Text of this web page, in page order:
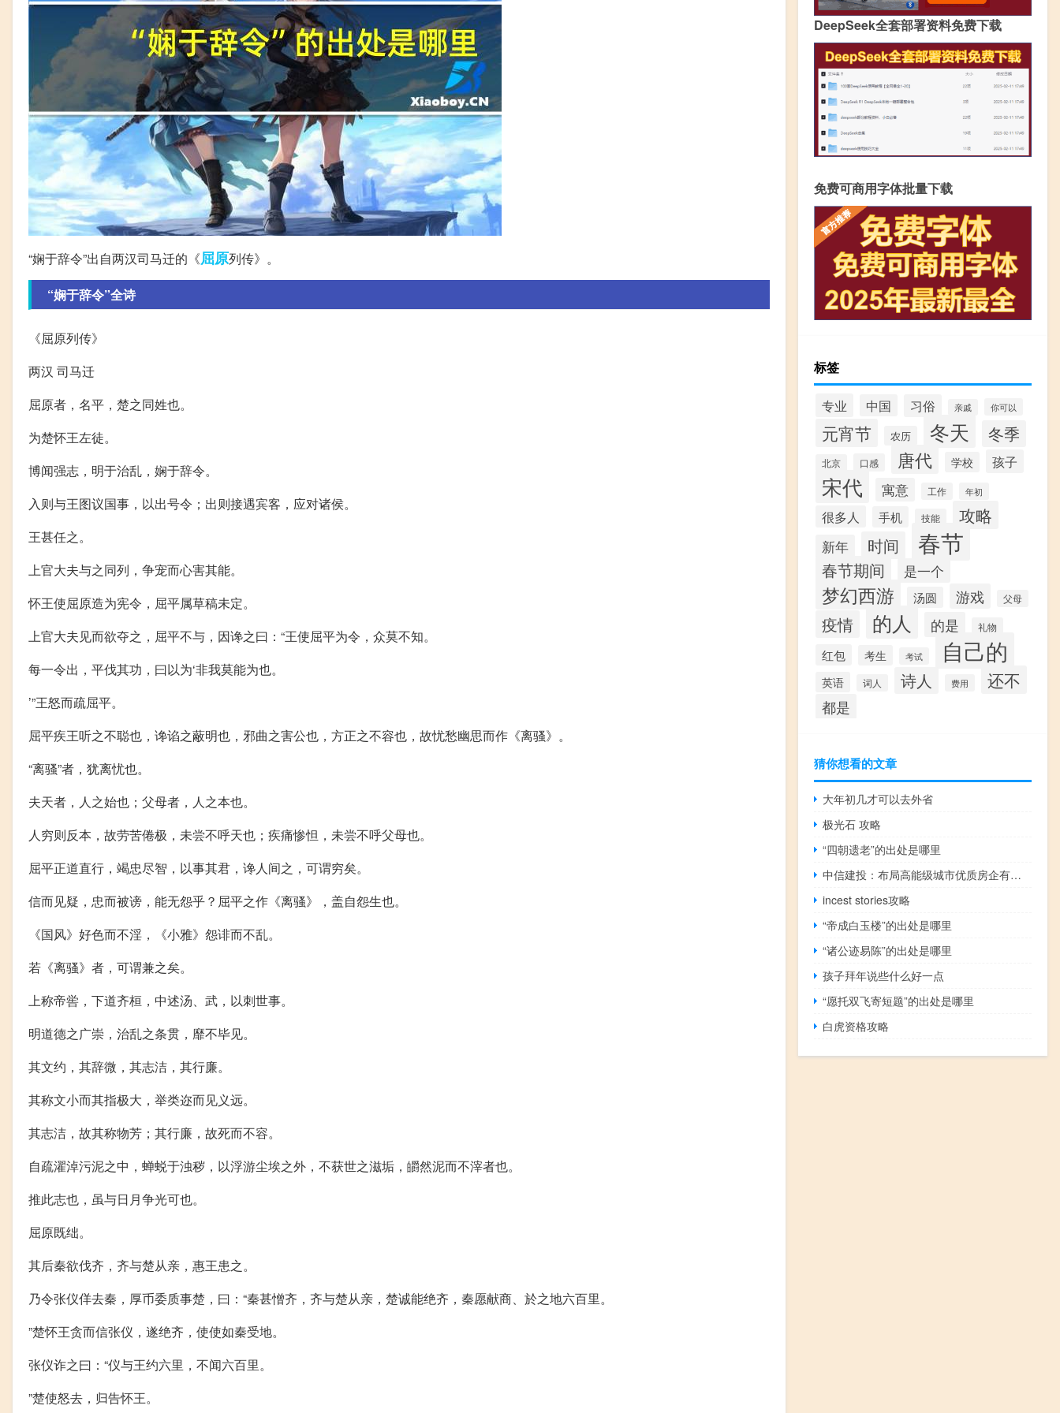
“娴于辞令”出自两汉司马迁的《屈原列传》。
“娴于辞令”全诗
《屈原列传》
两汉 司马迁
屈原者，名平，楚之同姓也。
为楚怀王左徒。
博闻强志，明于治乱，娴于辞令。
入则与王图议国事，以出号令；出则接遇宾客，应对诸侯。
王甚任之。
上官大夫与之同列，争宠而心害其能。
怀王使屈原造为宪令，屈平属草稿未定。
上官大夫见而欲夺之，屈平不与，因谗之曰：“王使屈平为令，众莫不知。
每一令出，平伐其功，曰以为‘非我莫能为也。
’”王怒而疏屈平。
屈平疾王听之不聪也，谗谄之蔽明也，邪曲之害公也，方正之不容也，故忧愁幽思而作《离骚》。
“离骚”者，犹离忧也。
夫天者，人之始也；父母者，人之本也。
人穷则反本，故劳苦倦极，未尝不呼天也；疾痛惨怛，未尝不呼父母也。
屈平正道直行，竭忠尽智，以事其君，谗人间之，可谓穷矣。
信而见疑，忠而被谤，能无怨乎？屈平之作《离骚》，盖自怨生也。
《国风》好色而不淫，《小雅》怨诽而不乱。
若《离骚》者，可谓兼之矣。
上称帝喾，下道齐桓，中述汤、武，以刺世事。
明道德之广崇，治乱之条贯，靡不毕见。
其文约，其辞微，其志洁，其行廉。
其称文小而其指极大，举类迩而见义远。
其志洁，故其称物芳；其行廉，故死而不容。
自疏濯淖污泥之中，蝉蜕于浊秽，以浮游尘埃之外，不获世之滋垢，皭然泥而不滓者也。
推此志也，虽与日月争光可也。
屈原既绌。
其后秦欲伐齐，齐与楚从亲，惠王患之。
乃令张仪佯去秦，厚币委质事楚，曰：“秦甚憎齐，齐与楚从亲，楚诚能绝齐，秦愿献商、於之地六百里。
”楚怀王贪而信张仪，遂绝齐，使使如秦受地。
张仪诈之曰：“仪与王约六里，不闻六百里。
”楚使怒去，归告怀王。
DeepSeek全套部署资料免费下载
免费可商用字体批量下载
标签
专业 中国 习俗 亲戚 你可以
元宵节 农历 冬天 冬季
北京 口感 唐代 学校 孩子
宋代 寓意 工作 年初
很多人 手机 技能 攻略
新年 时间 春节
春节期间 是一个
梦幻西游 汤圆 游戏 父母
疫情 的人 的是 礼物
红包 考生 考试 自己的
英语 词人 诗人 费用 还不
都是
猜你想看的文章
大年初几才可以去外省
极光石 攻略
“四朝遗老”的出处是哪里
中信建投：布局高能级城市优质房企有望优先受益
incest stories攻略
“帝成白玉楼”的出处是哪里
“诸公迹易陈”的出处是哪里
孩子拜年说些什么好一点
“愿托双飞寄短题”的出处是哪里
白虎资格攻略